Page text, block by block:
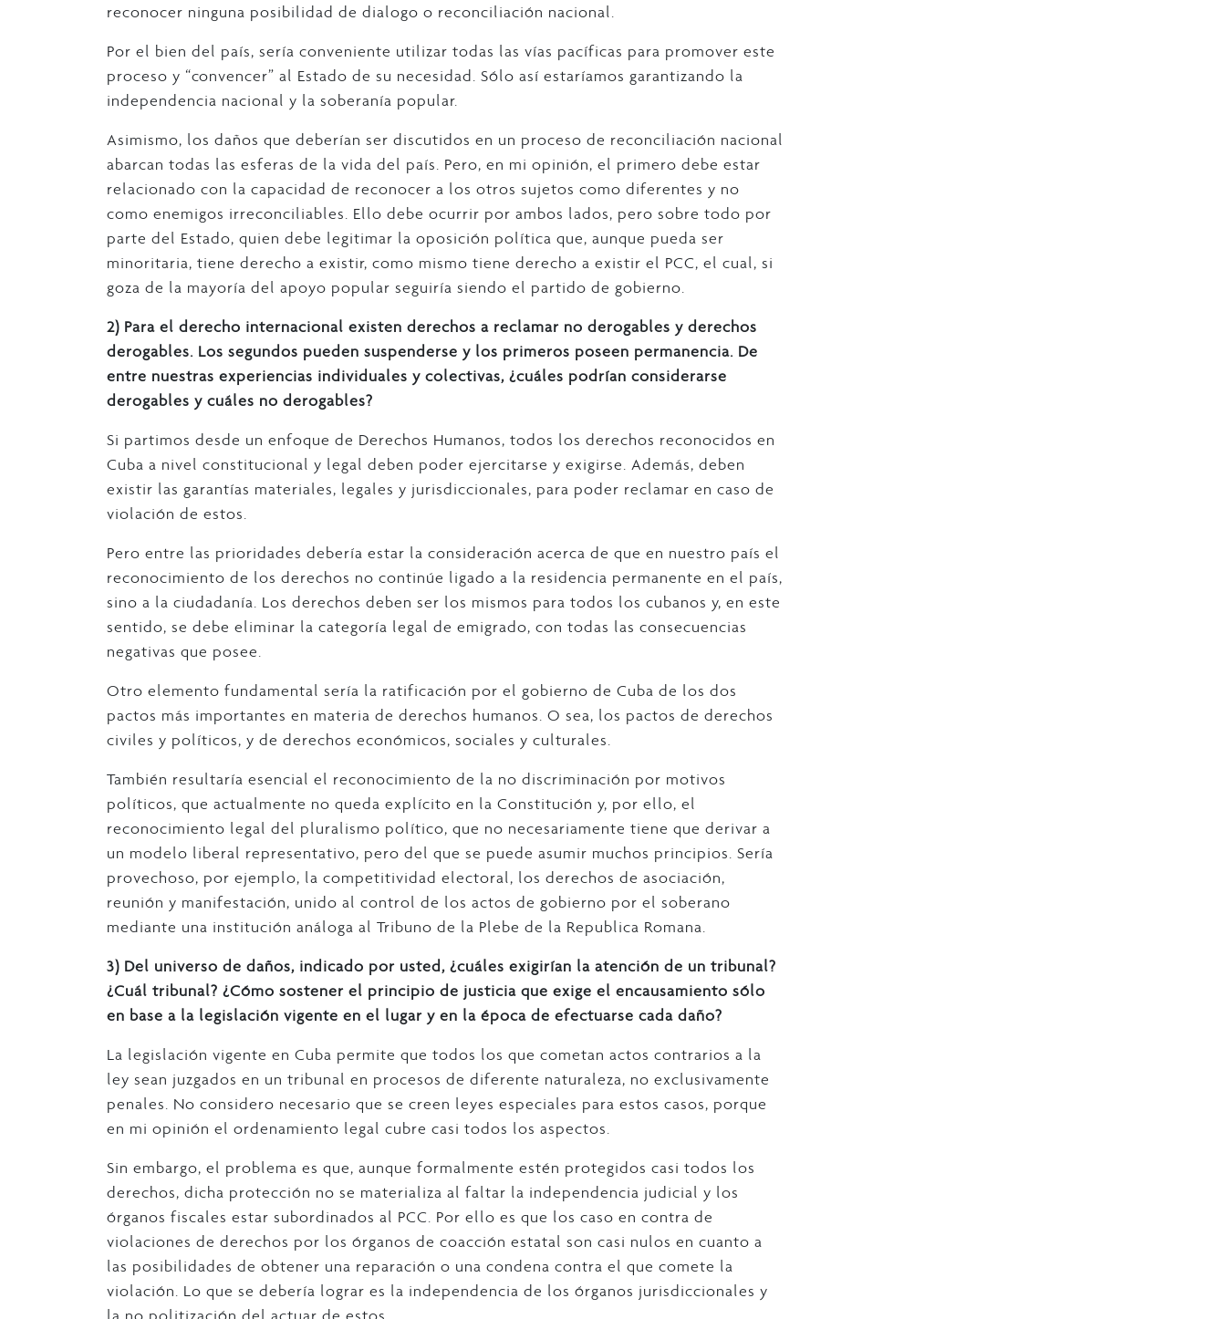
reconocer ninguna posibilidad de dialogo o reconciliación nacional.
Por el bien del país, sería conveniente utilizar todas las vías pacíficas para promover este
proceso y “convencer” al Estado de su necesidad. Sólo así estaríamos garantizando la
independencia nacional y la soberanía popular.
Asimismo, los daños que deberían ser discutidos en un proceso de reconciliación nacional
abarcan todas las esferas de la vida del país. Pero, en mi opinión, el primero debe estar
relacionado con la capacidad de reconocer a los otros sujetos como diferentes y no
como enemigos irreconciliables. Ello debe ocurrir por ambos lados, pero sobre todo por
parte del Estado, quien debe legitimar la oposición política que, aunque pueda ser
minoritaria, tiene derecho a existir, como mismo tiene derecho a existir el PCC, el cual, si
goza de la mayoría del apoyo popular seguiría siendo el partido de gobierno.
2) Para el derecho internacional existen derechos a reclamar no derogables y derechos
derogables. Los segundos pueden suspenderse y los primeros poseen permanencia. De
entre nuestras experiencias individuales y colectivas, ¿cuáles podrían considerarse
derogables y cuáles no derogables?
Si partimos desde un enfoque de Derechos Humanos, todos los derechos reconocidos en
Cuba a nivel constitucional y legal deben poder ejercitarse y exigirse. Además, deben
existir las garantías materiales, legales y jurisdiccionales, para poder reclamar en caso de
violación de estos.
Pero entre las prioridades debería estar la consideración acerca de que en nuestro país el
reconocimiento de los derechos no continúe ligado a la residencia permanente en el país,
sino a la ciudadanía. Los derechos deben ser los mismos para todos los cubanos y, en este
sentido, se debe eliminar la categoría legal de emigrado, con todas las consecuencias
negativas que posee.
Otro elemento fundamental sería la ratificación por el gobierno de Cuba de los dos
pactos más importantes en materia de derechos humanos. O sea, los pactos de derechos
civiles y políticos, y de derechos económicos, sociales y culturales.
También resultaría esencial el reconocimiento de la no discriminación por motivos
políticos, que actualmente no queda explícito en la Constitución y, por ello, el
reconocimiento legal del pluralismo político, que no necesariamente tiene que derivar a
un modelo liberal representativo, pero del que se puede asumir muchos principios. Sería
provechoso, por ejemplo, la competitividad electoral, los derechos de asociación,
reunión y manifestación, unido al control de los actos de gobierno por el soberano
mediante una institución análoga al Tribuno de la Plebe de la Republica Romana.
3) Del universo de daños, indicado por usted, ¿cuáles exigirían la atención de un tribunal?
¿Cuál tribunal? ¿Cómo sostener el principio de justicia que exige el encausamiento sólo
en base a la legislación vigente en el lugar y en la época de efectuarse cada daño?
La legislación vigente en Cuba permite que todos los que cometan actos contrarios a la
ley sean juzgados en un tribunal en procesos de diferente naturaleza, no exclusivamente
penales. No considero necesario que se creen leyes especiales para estos casos, porque
en mi opinión el ordenamiento legal cubre casi todos los aspectos.
Sin embargo, el problema es que, aunque formalmente estén protegidos casi todos los
derechos, dicha protección no se materializa al faltar la independencia judicial y los
órganos fiscales estar subordinados al PCC. Por ello es que los caso en contra de
violaciones de derechos por los órganos de coacción estatal son casi nulos en cuanto a
las posibilidades de obtener una reparación o una condena contra el que comete la
violación. Lo que se debería lograr es la independencia de los órganos jurisdiccionales y